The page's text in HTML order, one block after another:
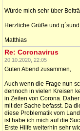
Würde mich sehr über
Herzliche Grüße und
Matthias
Re: Coronavirus
20.10.2020, 22:05
Guten Abend zusammen,
Auch wenn die Frage nun
dennoch in vielen Kreisen
in Zeiten von Corona.
mit der Sache befasst. Da
diese Problematik vom
ist habe ich mich auf die
Erste Hilfe weiterhin sehr